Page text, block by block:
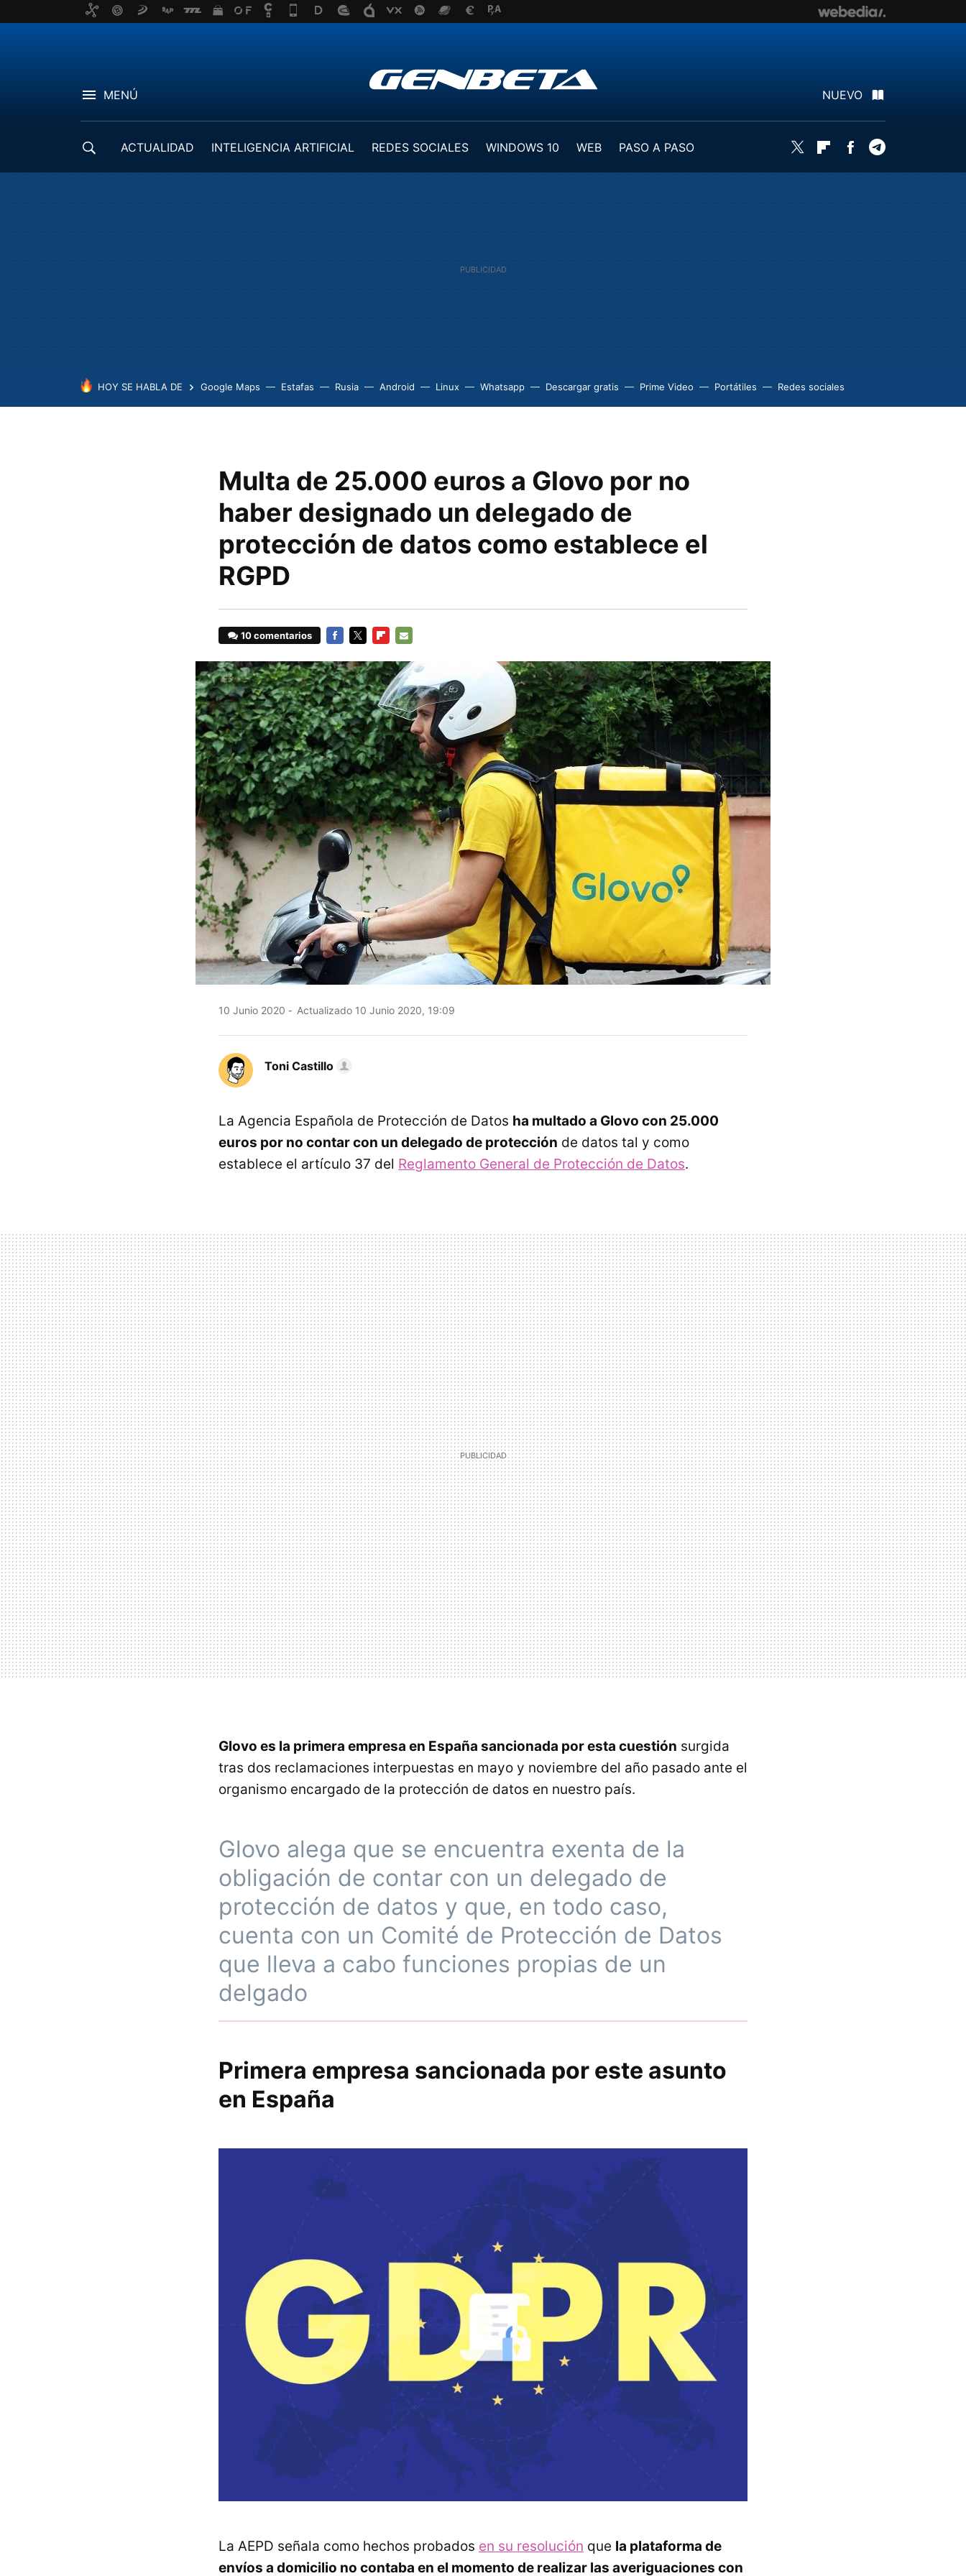
MENÚ NUEVO
ACTUALIDAD INTELIGENCIA ARTIFICIAL REDES SOCIALES WINDOWS 10 WEB
PASO A PASO
Twitter FlipboardFacebook
HOY SE HABLA DE Google Maps Estafas Rusia Android Linux Whatsapp Descargar gratis Prime Video Portátiles Redes sociales
Multa de 25.000 euros a Glovo por no
haber designado un delegado de
protección de datos como establece el
RGPD
10 comentarios
MAIL
10 Junio 2020 Actualizado 10 Junio 2020, 19:09
Toni Castillo
La Agencia Española de Protección de Datos ha multado a Glovo con 25.000
euros por no contar con un delegado de protección de datos tal y como
establece el artículo 37 del Reglamento General de Protección de Datos.
Glovo es la primera empresa en España sancionada por esta cuestión surgida
tras dos reclamaciones interpuestas en mayo y noviembre del año pasado ante el
organismo encargado de la protección de datos en nuestro país.
Glovo alega que se encuentra exenta de la
obligación de contar con un delegado de
protección de datos y que, en todo caso,
cuenta con un Comité de Protección de Datos
que lleva a cabo funciones propias de un
delgado
Primera empresa sancionada por este asunto
en España
La AEPD señala como hechos probados en su resolución que la plataforma de
envíos a domicilio no contaba en el momento de realizar las averiguaciones con